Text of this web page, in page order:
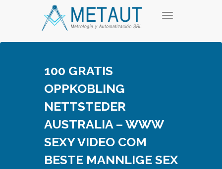
T
g
100 GRATIS
OPPKOBLING
NETTSTEDER
AUSTRALIA – WWW
SEXY VIDEO COM
BESTE MANNLIGE SEX